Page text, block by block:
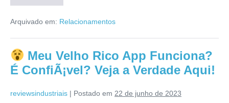
Spy
Funciona?
Bom
Veja
Verdade
Arquivado em: Relacionamentos
Meu Velho Rico App Funciona?
É ConfiÃ¡vel? Veja a Verdade Aqui!
reviewsindustriais | Postado em 22 de junho de 2023